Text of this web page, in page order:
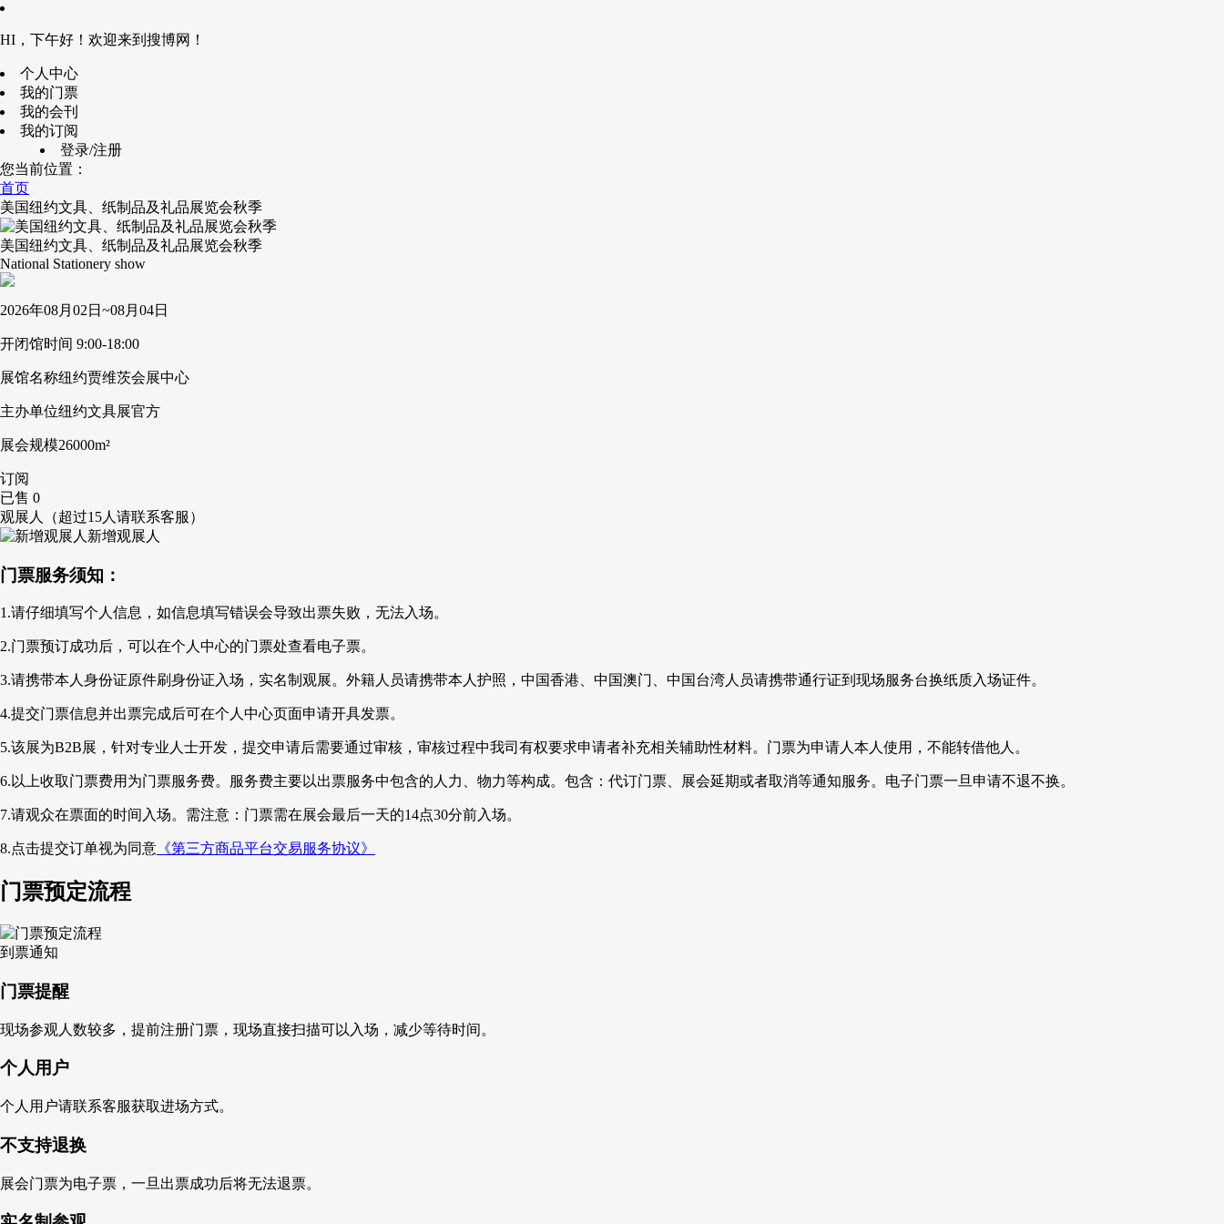
HI，下午好！欢迎来到搜博网！
个人中心
我的门票
我的会刊
我的订阅
登录/注册
您当前位置：
首页
美国纽约文具、纸制品及礼品展览会秋季
美国纽约文具、纸制品及礼品展览会秋季
National Stationery show
2026年08月02日~08月04日
开闭馆时间 9:00-18:00
展馆名称纽约贾维茨会展中心
主办单位纽约文具展官方
展会规模26000m²
订阅
已售 0
观展人
（超过15人请联系客服）
新增观展人
门票服务须知：
1.请仔细填写个人信息，如信息填写错误会导致出票失败，无法入场。
2.门票预订成功后，可以在个人中心的门票处查看电子票。
3.请携带本人身份证原件刷身份证入场，实名制观展。外籍人员请携带本人护照，中国香港、中国澳门、中国台湾人员请携带通行证到现场服务台换纸质入场证件。
4.提交门票信息并出票完成后可在个人中心页面申请开具发票。
5.该展为B2B展，针对专业人士开发，提交申请后需要通过审核，审核过程中我司有权要求申请者补充相关辅助性材料。门票为申请人本人使用，不能转借他人。
6.以上收取门票费用为门票服务费。服务费主要以出票服务中包含的人力、物力等构成。包含：代订门票、展会延期或者取消等通知服务。 电子门票一旦申请不退不换。
7.请观众在票面的时间入场。需注意： 门票需在展会最后一天的14点30分前入场。
8.点击提交订单视为同意 《第三方商品平台交易服务协议》
门票预定流程
到票通知
门票提醒
现场参观人数较多，提前注册门票，现场直接扫描可以入场，减少等待时间。
个人用户
个人用户请联系客服获取进场方式。
不支持退换
展会门票为电子票，一旦出票成功后将无法退票。